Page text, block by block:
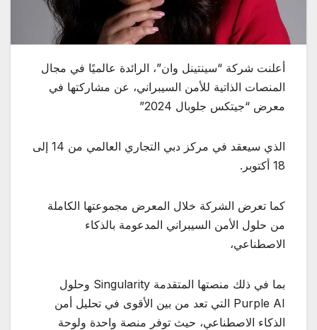
أعلنت شركة “سينتينل وان”، الرائدة عالميًا في مجال
المنصات الذاتية للأمن السيبراني، عن مشاركتها في
معرض “جيتكس جلوبال 2024”
الذي سيعقد في مركز دبي التجاري العالمي من 14 إلى
18 أكتوبر.
كما تعرض الشركة خلال المعرض مجموعتها الكاملة
من حلول الأمن السيبراني المدعومة بالذكاء
الاصطناعي،
بما في ذلك منصتها المتقدمة Singularity وحلول
Purple AI التي تعد من بين الأقوى في تحليل أمن
الذكاء الاصطناعي، حيث توفر منصة واحدة ولوحة